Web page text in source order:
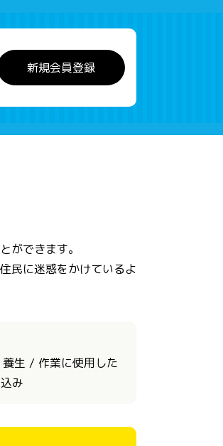
新規会員登録
ができます。
民に迷惑をかけているよ
生 / 作業に使用した
み